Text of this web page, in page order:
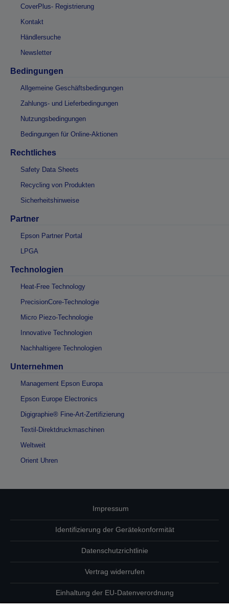
CoverPlus- Registrierung
Kontakt
Händlersuche
Newsletter
Bedingungen
Allgemeine Geschäftsbedingungen
Zahlungs- und Lieferbedingungen
Nutzungsbedingungen
Bedingungen für Online-Aktionen
Rechtliches
Safety Data Sheets
Recycling von Produkten
Sicherheitshinweise
Partner
Epson Partner Portal
LPGA
Technologien
Heat-Free Technology
PrecisionCore-Technologie
Micro Piezo-Technologie
Innovative Technologien
Nachhaltigere Technologien
Unternehmen
Management Epson Europa
Epson Europe Electronics
Digigraphie® Fine-Art-Zertifizierung
Textil-Direktdruckmaschinen
Weltweit
Orient Uhren
Impressum
Identifizierung der Gerätekonformität
Datenschutzrichtlinie
Vertrag widerrufen
Einhaltung der EU-Datenverordnung